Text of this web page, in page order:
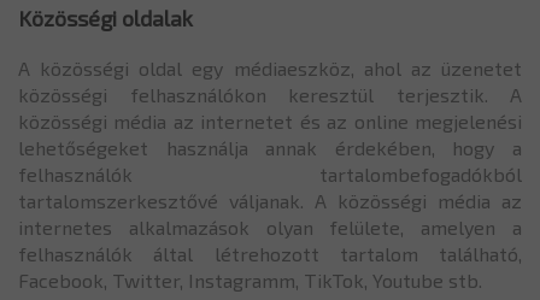
Közösségi oldalak
A közösségi oldal egy médiaeszköz, ahol az üzenetet
közösségi felhasználókon keresztül terjesztik. A
közösségi média az internetet és az online megjelenési
lehetőségeket használja annak érdekében, hogy a
felhasználók tartalombefogadókból
tartalomszerkesztővé váljanak. A közösségi média az
internetes alkalmazások olyan felülete, amelyen a
felhasználók által létrehozott tartalom található,
Facebook, Twitter, Instagramm, TikTok, Youtube stb.